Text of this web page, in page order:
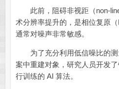
此前，阻碍非视距（non-
术分辨率提升的，是相位复原
通常对噪声非常敏感。
为了充分利用低信噪比的测
案中重建对象，研究人员开发
行训练的 AI 算法。